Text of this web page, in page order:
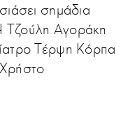
σημάδια
Αγοράκη
Τέρψη Κόρπα